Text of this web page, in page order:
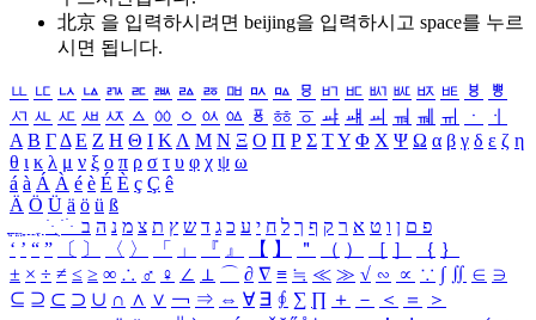
北京 을 입력하시려면 beijing을 입력하시고 space를 누르
시면 됩니다.
ㅥ ㅦ ㅧ ㅨ ㅩ ㅪ ㅫ ㅬ ㅭ ㅮ ㅯ ㅰ ㅱ ㅲ ㅳ ㅴ ㅵ ㅶ ㅷ ㅸ
ㅹ
ㅺ ㅻ ㅼ ㅽ ㅾ ㅿ ㆀ ㆁ ㆂ ㆃ ㆄ ㆅ ㆆ ㆇ ㆈ ㆉ ㆊ ㆋ ㆌ ㆍ
ㆎ
Α Β ΓΔ Ε Ζ Η Θ Ι ΚΛ Μ Ν Ξ Ο Π Ρ Σ ΤΥ Φ Χ Ψ Ω α β γ δ ε ζ η
θ ι κ λ μ ν ξ ο π ρ σ τ υ φ χ ψ ω
á à Á À é è É È ç Ç ê
Ä Ö Ü ä ö ü ß
ִֶֹ ֻּ ׁׂ פ ם ן ו ט א ר ק ף ך ל ח י ע כ ג ד ש ץ ת צ מ נ ה ב
‘ ’ “ ” 〔 〕 〈 〉 「 」 『 』 【 】 ＂ （ ） ［ ］ ｛ ｝
± × ÷ ≠ ≤ ≥ ∞ ∴ ♂ ♀ ∠ ⊥ ⌒ ∂ ∇ ≡ ≒ ≪ ≫ √ ∽ ∝ ∵ ∫ ∬ ∈ ∋
⊆ ⊇ ⊂ ⊃ ∪ ∩ ∧ ∨ ￢ ⇒ ⇔ ∀ ∃ ∮ ∑ ∏ ＋ － ＜ ＝
＞